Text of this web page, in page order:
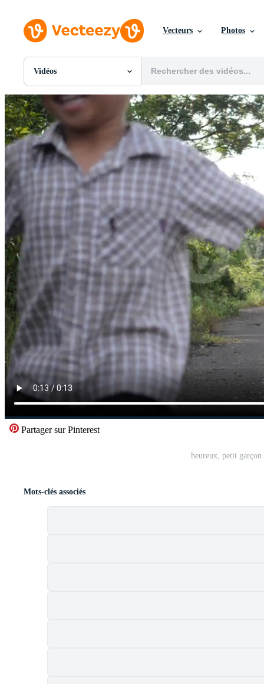
Vecteurs Photos
Vidéos
Toutes Images
Photos
PNGs
PSDs
SVGs
Modèles
Vecteurs
Motion graphics
Images Éditoriales
Événements Éditoriaux
Partager sur Pinterest
heureux, petit
Mots-clés associés